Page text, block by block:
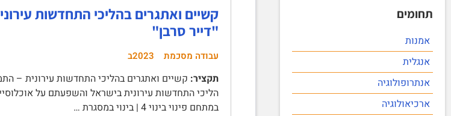
תחומים
אמנות
אנגלית
אנתרופולוגיה
ארכיאולוגיה
קשיים ואתגרים בהליכי התחדשות
"דייר סרבן"
עבודה מסכמת 2023ב
תקציר: קשיים ואתגרים בהליכי התחדשות עירונית –
במתחם פינוי בינוי 4 | בינוי במסגרת …